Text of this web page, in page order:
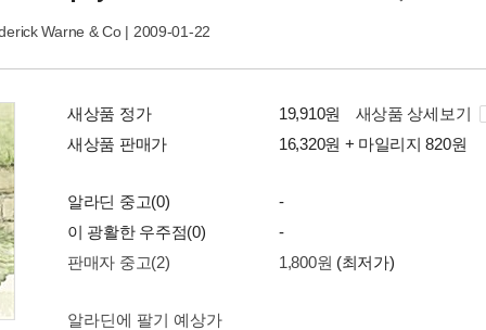
Warne & Co | 2009-01-22
새상품 정가 19,910원
새상품 상세보기
새상품 판매가
16,320원 + 마일리지 820원
알라딘 중고(0)
-
이 광활한 우주점(0)
-
판매자 중고(2)
1,800원 (최저가)
알라딘에 팔기 예상가